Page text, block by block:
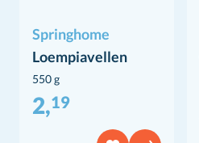
Springhome
Loempiavellen
550 g
2,19